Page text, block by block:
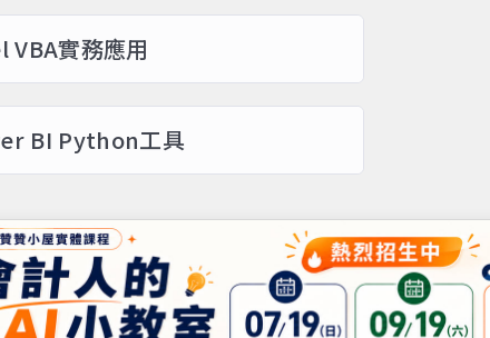
VBA實務應用
BI Python工具